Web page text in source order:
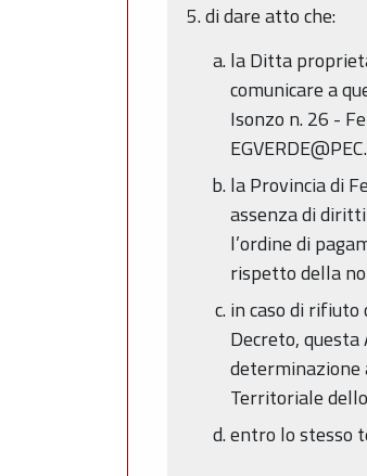
5. di dare atto che:
la Ditta
comunicare a
Isonzo n. 26 -
la Provincia di
assenza di
l’ordine di
rispetto della
in caso di
Decreto,
determinazione
Territoriale
entro lo stesso